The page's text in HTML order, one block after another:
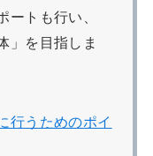
ートも行い、
」を目指しま
行うためのポイ